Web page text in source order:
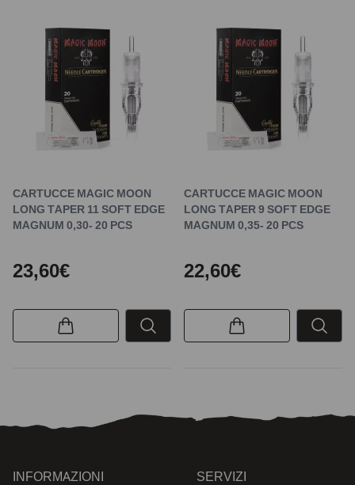
CARTUCCE MAGIC MOON
LONG TAPER 11 SOFT EDGE
MAGNUM 0,30- 20 PCS
23,60€
CARTUCCE MAGIC MOON
LONG TAPER 9 SOFT EDGE
MAGNUM 0,35- 20 PCS
22,60€
INFORMAZIONI
SERVIZI